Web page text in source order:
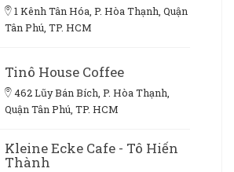
1 Kênh Tân Hóa, P. Hòa Thạnh, Quận
Tân Phú, TP. HCM
Tinô House Coffee
462 Lũy Bán Bích, P. Hòa Thạnh,
Quận Tân Phú, TP. HCM
Kleine Ecke Cafe - Tô Hiến
Thành